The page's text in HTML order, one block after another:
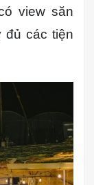
view săn
đủ các tiện